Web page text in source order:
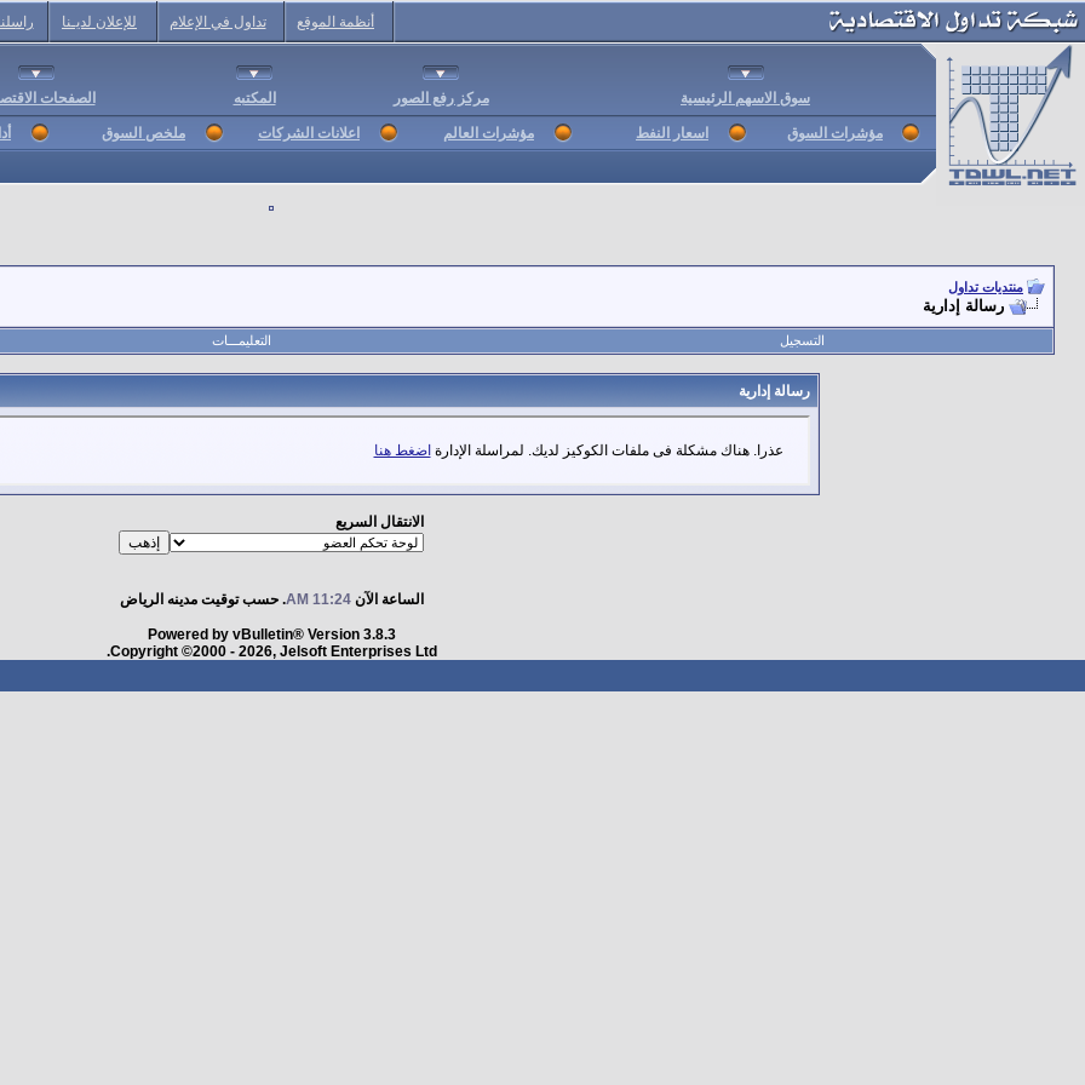
أنظمة الموقع تداول في الإعلام للإعلان لديـنا
سوق الاسهم الرئيسية مركز رفع الصور المكتبه الصفحات
مؤشرات السوق اسعار النفط مؤشرات العالم اعلانات الشركات ملخص السوق
منتديات تداول
رسالة إدارية
التسجيل التعليمـــات
رسالة إدارية
عذرا. هناك مشكلة فى ملفات الكوكيز لديك. لمراسلة الإدارة اضغط هنا
الانتقال السريع
الساعة الآن11:24 AM . حسب توقيت مدينه الرياض
Powered by vBulletin® Version 3.8.3
Copyright ©2000 - 2026, Jelsoft Enterprises Ltd.